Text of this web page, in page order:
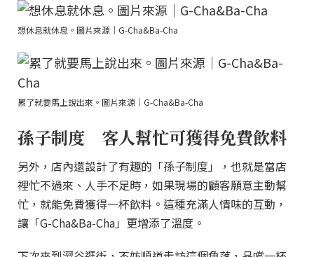
想休息就休息。圖片來源｜G-Cha&Ba-Cha
累了就要馬上說出來。圖片來源｜G-Cha&Ba-Cha
孫子制度 客人幫忙可獲得免費飲料
另外，店內還設計了有趣的「孫子制度」，也就是當店
裡忙不過來、人手不足時，如果現場的顧客願意主動幫
忙，就能免費獲得一杯飲料。這種充滿人情味的互動，
讓「G-Cha&Ba-Cha」更增添了溫度。